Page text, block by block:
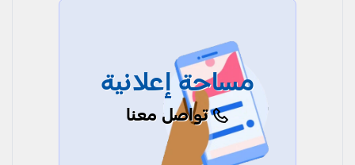
مساحة إعلانية
تواصل معنا